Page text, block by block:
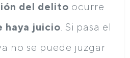
del delito ocurre
haya juicio . Si pasa el
no se puede juzgar